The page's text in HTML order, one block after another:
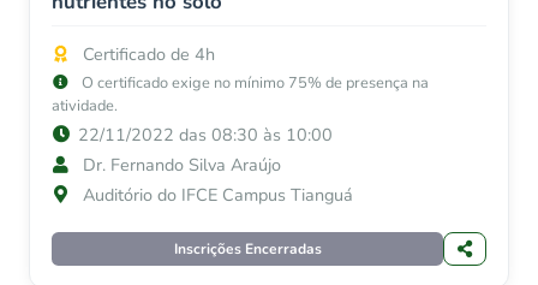
Certificado de 4h
O certificado exige no mínimo 75% de presença na
atividade.
22/11/2022 das 08:30 às 10:00
Dr. Fernando Silva Araújo
Auditório do IFCE Campus Tianguá
Inscrições Encerradas